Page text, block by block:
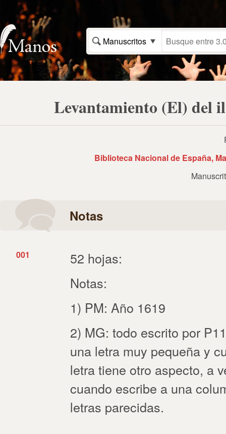
Manuscritos
Levantamiento (El) del
Biblioteca Nacional de España,
Notas
001
52 hojas:
Notas:
1) PM: Año 1619
2) MG: todo escrito por
una letra muy pequeña y
letra tiene otro aspecto, a
cuando escribe a una
letras parecidas.